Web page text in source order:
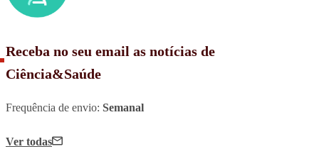
Receba no seu email as notícias de
Ciência&Saúde
Frequência de envio: Semanal
Ver todas